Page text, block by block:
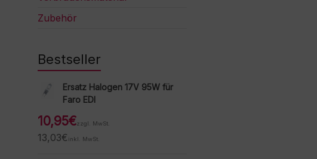
Zubehör
Bestseller
Ersatz Halogen 17V 95W für
Faro EDI
10,95€zzgl. MwSt.
13,03€ inkl. MwSt.